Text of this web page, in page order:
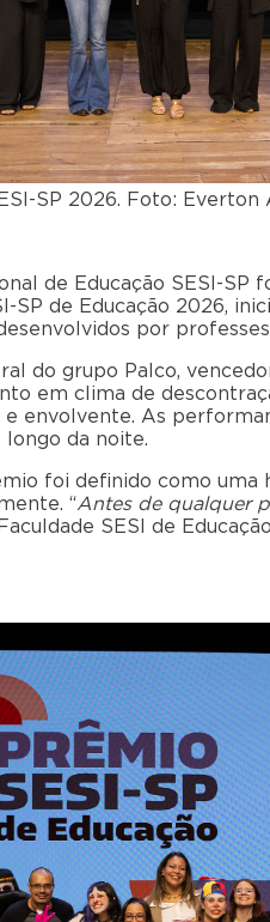
SP 2026. Foto:
de Educação SESI-SP
SP de Educação 2026,
por
do grupo Palco,
em clima de
envolvente. As
da noite.
foi definido como uma
“Antes de qualquer
SESI de